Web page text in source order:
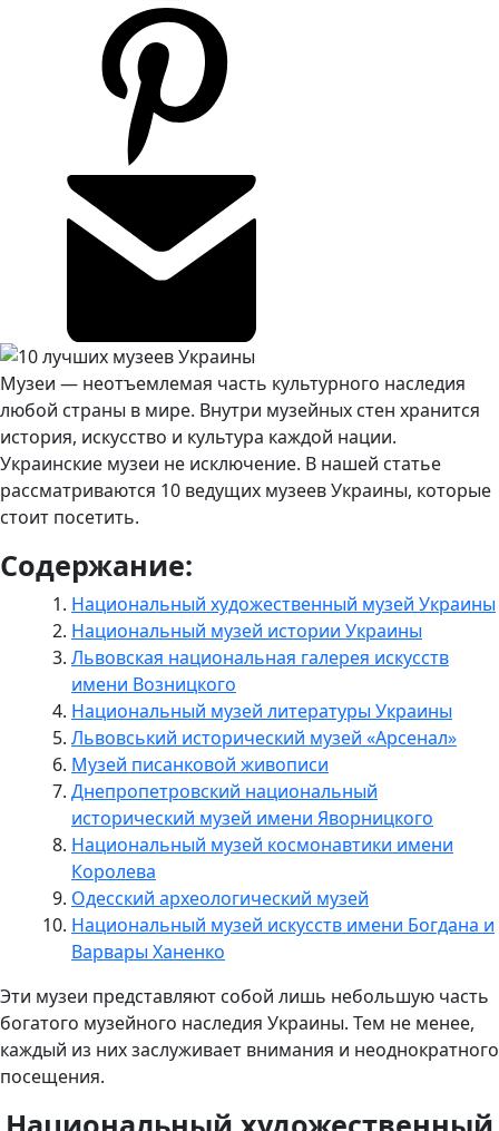
Музеи — неотъемлемая часть культурного наследия
любой страны в мире. Внутри музейных стен хранится
история, искусство и культура каждой нации.
Украинские музеи не исключение. В нашей статье
рассматриваются 10 ведущих музеев Украины, которые
стоит посетить.
Содержание:
Национальный художественный музей Украины
Национальный музей истории Украины
Львовская национальная галерея искусств
имени Возницкого
Национальный музей литературы Украины
Львовський исторический музей «Арсенал»
Музей писанковой живописи
Днепропетровский национальный
исторический музей имени Яворницкого
Национальный музей космонавтики имени
Королева
Одесский археологический музей
Национальный музей искусств имени Богдана и
Варвары Ханенко
Эти музеи представляют собой лишь небольшую часть
богатого музейного наследия Украины. Тем не менее,
каждый из них заслуживает внимания и неоднократного
посещения.